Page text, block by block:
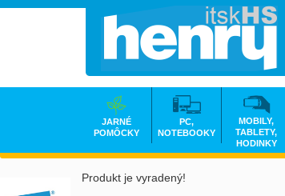
Produkt je vyradený!
JARNÉ
POMÔCKY
PC,
NOTEBOOKY
MOBILY,
TABLETY,
HODINKY